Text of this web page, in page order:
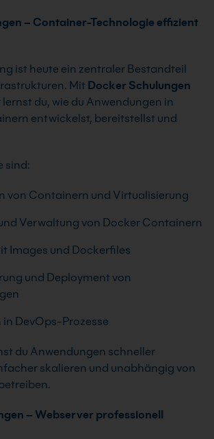
– Container-Technologie effizient
ist heute ein zentraler Bestandteil
Mit Docker Schulungen
lernst du, wie du Anwendungen in
entwickelst, bereitstellst und
sind:
von Containern und Virtualisierung
Verwaltung von Docker Containern
Images und Dockerfiles
und Deployment von
DevOps-Prozesse
du Anwendungen schneller
skalieren und unabhängig von
– Webserver professionell